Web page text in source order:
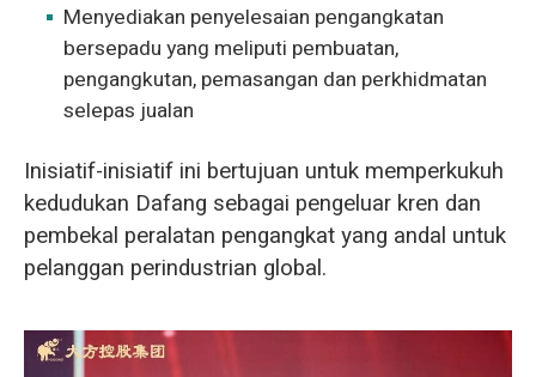
Menyediakan penyelesaian pengangkatan
bersepadu yang meliputi pembuatan,
pengangkutan, pemasangan dan perkhidmatan
selepas jualan
Inisiatif-inisiatif ini bertujuan untuk memperkukuh
kedudukan Dafang sebagai pengeluar kren dan
pembekal peralatan pengangkat yang andal untuk
pelanggan perindustrian global.